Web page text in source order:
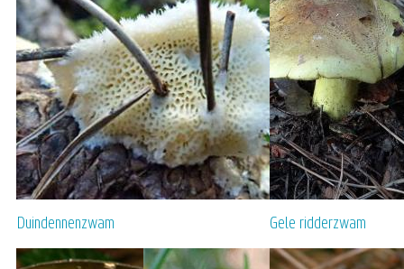
Duindennenzwam Gele ridderzwam